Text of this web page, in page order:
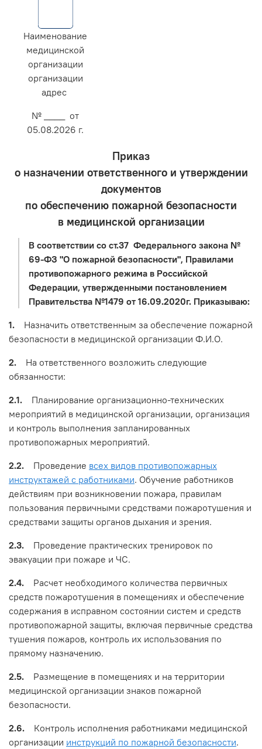
Наименование
медицинской
организации
организации
адрес
№ ____ от
05.08.2026 г.
Приказ
о назначении ответственного и утверждении
документов
по обеспечению пожарной безопасности
в медицинской организации
В соответствии со ст.37 Федерального закона №
69-ФЗ "О пожарной безопасности", Правилами
противопожарного режима в Российской
Федерации, утвержденными постановлением
Правительства №1479 от 16.09.2020г. Приказываю:
1. Назначить ответственным за обеспечение пожарной
безопасности в медицинской организации Ф.И.О.
2. На ответственного возложить следующие
обязанности:
2.1. Планирование организационно-технических
мероприятий в медицинской организации, организация
и контроль выполнения запланированных
противопожарных мероприятий.
2.2. Проведение всех видов противопожарных
инструктажей с работниками. Обучение работников
действиям при возникновении пожара, правилам
пользования первичными средствами пожаротушения и
средствами защиты органов дыхания и зрения.
2.3. Проведение практических тренировок по
эвакуации при пожаре и ЧС.
2.4. Расчет необходимого количества первичных
средств пожаротушения в помещениях и обеспечение
содержания в исправном состоянии систем и средств
противопожарной защиты, включая первичные средства
тушения пожаров, контроль их использования по
прямому назначению.
2.5. Размещение в помещениях и на территории
медицинской организации знаков пожарной
безопасности.
2.6. Контроль исполнения работниками медицинской
организации инструкций по пожарной безопасности.